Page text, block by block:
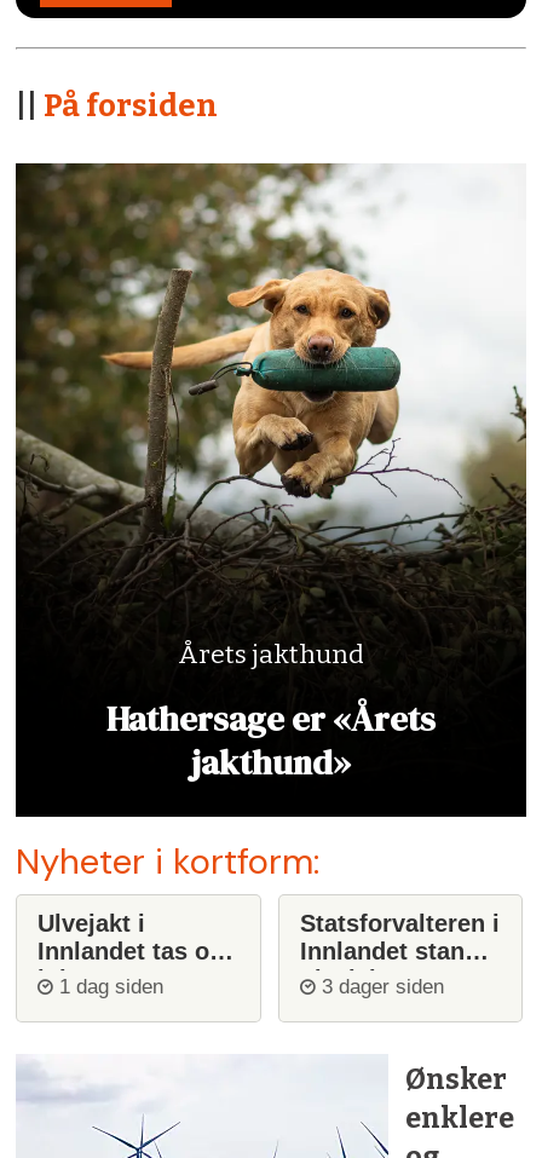
På forsiden
Årets jakthund
Hathersage er «Årets
jakthund»
Nyheter i kortform:
Ulvejakt i
Innlandet tas opp
igjen
1 dag siden
Statsforvalteren i
Innlandet stanser
ulvejakt
3 dager siden
Ønsker
enklere